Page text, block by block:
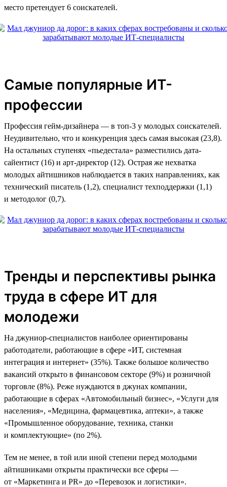
место претендует 6 соискателей.
Самые популярные ИТ-
профессии
Профессия гейм-дизайнера — в топ-3 у молодых соискателей.
Неудивительно, что и конкуренция здесь самая высокая (23,8).
На остальных ступенях «пьедестала» разместились дата-
сайентист (16) и арт-директор (12). Острая же нехватка
молодых айтишников наблюдается в таких направлениях, как
технический писатель (1,2), специалист техподдержки (1,1)
и методолог (0,7).
Тренды и перспективы рынка
труда в сфере ИТ для
молодежи
На джуниор-специалистов наиболее ориентированы
работодатели, работающие в сфере «ИТ, системная
интеграция и интернет» (35%). Также большое количество
вакансий открыто в финансовом секторе (9%) и розничной
торговле (8%). Реже нуждаются в джунах компании,
работающие в сферах «Автомобильный бизнес», «Услуги для
населения», «Медицина, фармацевтика, аптеки», а также
«Промышленное оборудование, техника, станки
и комплектующие» (по 2%).
Тем не менее, в той или иной степени перед молодыми
айтишниками открыты практически все сферы —
от «Маркетинга и PR» до «Перевозок и логистики».